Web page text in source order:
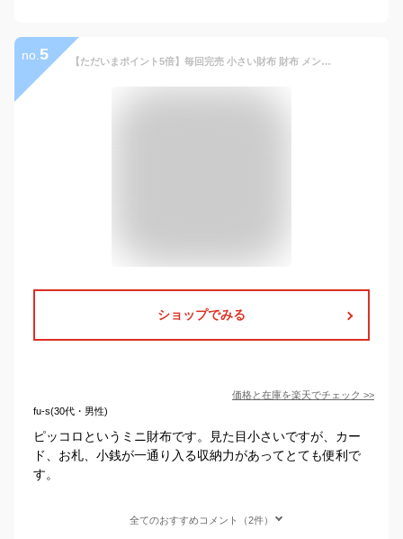
no. 5 【ただいまポイント5倍】毎回完売 小さい財布 財布 メンズ 本革 父の日 軽い 使いやすい 極小財布 ミニ財布 コンパクト レザー 革 本革 シンプル レディース 人気 おしゃれ 名入れ 男性 メール便送料無料 バレンタイン プレゼント ギフト ミニマリスト キャッシュレス P設
ショップでみる
価格と在庫を楽天でチェック >>
fu-s(30代・男性)
ピッコロというミニ財布です。見た目小さいですが、カー
ド、お札、小銭が一通り入る収納力があってとても便利で
す。
全てのおすすめコメント（2件）